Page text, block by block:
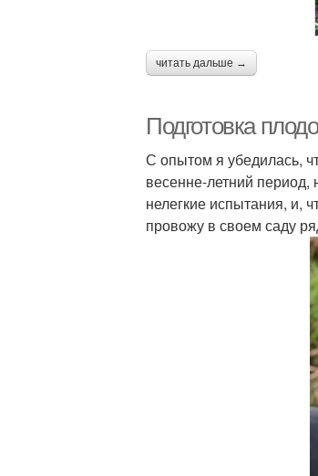
читать дальше →
Подготовка
С опытом я убедилась,
весенне-летний
нелегкие испытания, и,
провожу в своем саду